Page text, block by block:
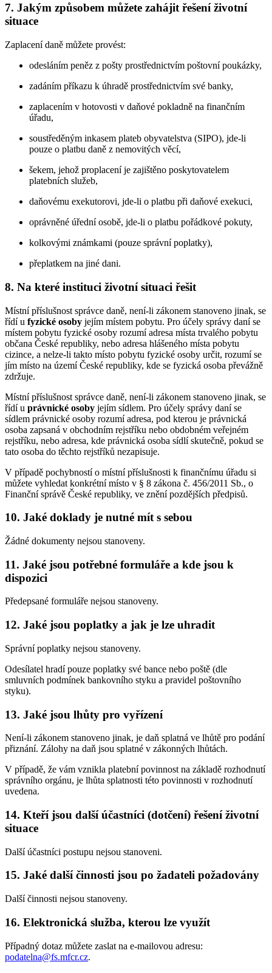
7. Jakým způsobem můžete zahájit řešení životní
situace
Zaplacení daně můžete provést:
odesláním peněz z pošty prostřednictvím poštovní poukázky,
zadáním příkazu k úhradě prostřednictvím své banky,
zaplacením v hotovosti v daňové pokladně na finančním
úřadu,
soustředěným inkasem plateb obyvatelstva (SIPO), jde-li
pouze o platbu daně z nemovitých věcí,
šekem, jehož proplacení je zajištěno poskytovatelem
platebních služeb,
daňovému exekutorovi, jde-li o platbu při daňové exekuci,
oprávněné úřední osobě, jde-li o platbu pořádkové pokuty,
kolkovými známkami (pouze správní poplatky),
přeplatkem na jiné dani.
8. Na které instituci životní situaci řešit
Místní příslušnost správce daně, není-li zákonem stanoveno jinak, se
řídí u fyzické osoby jejím místem pobytu. Pro účely správy daní se
místem pobytu fyzické osoby rozumí adresa místa trvalého pobytu
občana České republiky, nebo adresa hlášeného místa pobytu
cizince, a nelze-li takto místo pobytu fyzické osoby určit, rozumí se
jím místo na území České republiky, kde se fyzická osoba převážně
zdržuje.
Místní příslušnost správce daně, není-li zákonem stanoveno jinak, se
řídí u právnické osoby jejím sídlem. Pro účely správy daní se
sídlem právnické osoby rozumí adresa, pod kterou je právnická
osoba zapsaná v obchodním rejstříku nebo obdobném veřejném
rejstříku, nebo adresa, kde právnická osoba sídlí skutečně, pokud se
tato osoba do těchto rejstříků nezapisuje.
V případě pochybností o místní příslušnosti k finančnímu úřadu si
můžete vyhledat konkrétní místo v § 8 zákona č. 456/2011 Sb., o
Finanční správě České republiky, ve znění pozdějších předpisů.
10. Jaké doklady je nutné mít s sebou
Žádné dokumenty nejsou stanoveny.
11. Jaké jsou potřebné formuláře a kde jsou k
dispozici
Předepsané formuláře nejsou stanoveny.
12. Jaké jsou poplatky a jak je lze uhradit
Správní poplatky nejsou stanoveny.
Odesílatel hradí pouze poplatky své bance nebo poště (dle
smluvních podmínek bankovního styku a pravidel poštovního
styku).
13. Jaké jsou lhůty pro vyřízení
Není-li zákonem stanoveno jinak, je daň splatná ve lhůtě pro podání
přiznání. Zálohy na daň jsou splatné v zákonných lhůtách.
V případě, že vám vznikla platební povinnost na základě rozhodnutí
správního orgánu, je lhůta splatnosti této povinnosti v rozhodnutí
uvedena.
14. Kteří jsou další účastníci (dotčení) řešení životní
situace
Další účastníci postupu nejsou stanoveni.
15. Jaké další činnosti jsou po žadateli požadovány
Další činnosti nejsou stanoveny.
16. Elektronická služba, kterou lze využít
Případný dotaz můžete zaslat na e-mailovou adresu:
podatelna@fs.mfcr.cz.